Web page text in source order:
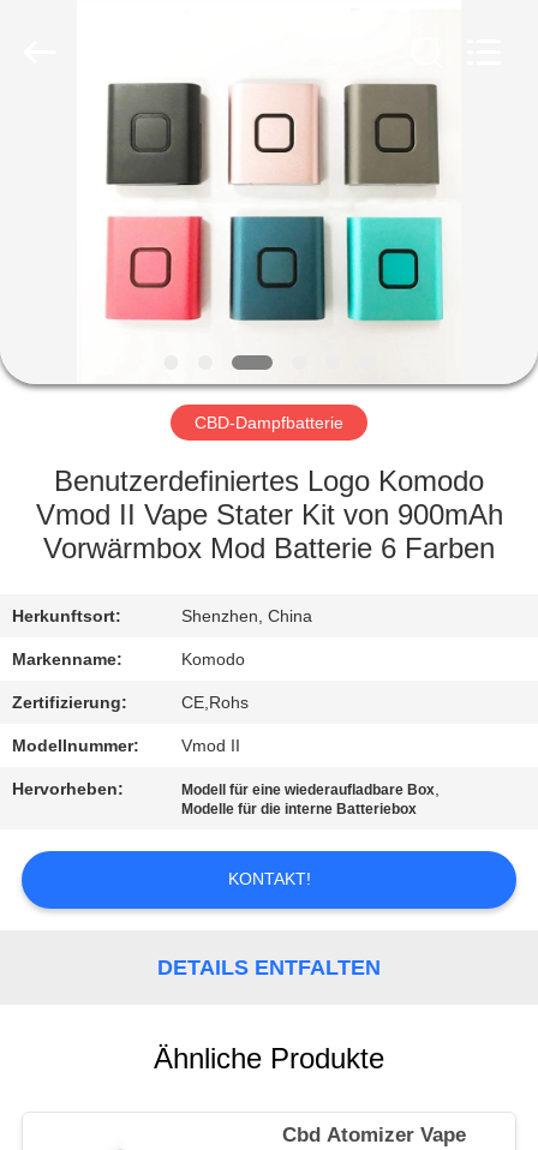
STARTSEITE
PRODUKTE
VIDEOS
ÜBER
UNS
FABRIK
TOUR
NACHRICHTEN
ALLE
FÄLLE
REFERENZEN
SITEMAP
CBD-Dampfbatterie
Benutzerdefiniertes Logo Komodo
Vmod II Vape Stater Kit von 900mAh
Vorwärmbox Mod Batterie 6 Farben
Herkunftsort: Shenzhen, China
Markenname: Komodo
Zertifizierung: CE,Rohs
Modellnummer: Vmod II
Hervorheben: Modell für eine wiederaufladbare Box,
Modelle für die interne Batteriebox
KONTAKT!
DETAILS ENTFALTEN
Ähnliche Produkte
Cbd Atomizer Vape